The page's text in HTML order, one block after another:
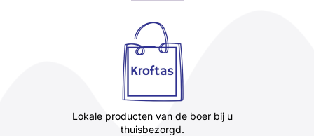
Lokale producten van de boer bij u
thuisbezorgd.